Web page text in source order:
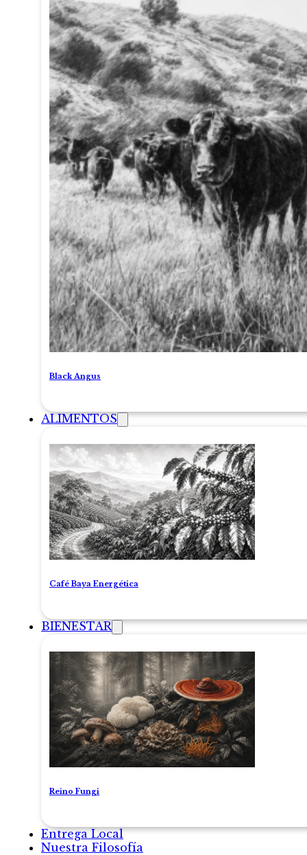
Black Angus
ALIMENTOS
Café Baya Energética
BIENESTAR
Reino Fungi
Entrega Local
Nuestra Filosofía